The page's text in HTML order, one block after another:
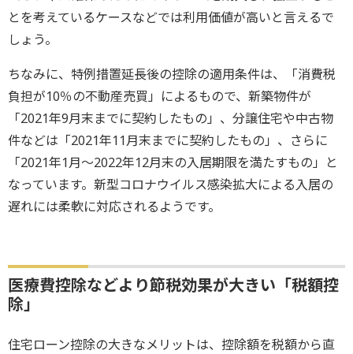
とを考えているケースなどでは利用価値が高いと言えるで
しょう。
ちなみに、特例措置延長後の控除の適用条件は、「消費税
負担が10％の不動産売買」によるもので、新築物件が
「2021年9月末までに契約したもの」、分譲住宅や中古物
件などは「2021年11月末までに契約したもの」、さらに
「2021年1月～2022年12月末の入居期限を満たすもの」と
なっています。新型コロナウイルス感染拡大による入居の
遅れには柔軟に対応されるようです。
医療費控除などより節税効果が大きい「税額控
除」
住宅ローン控除の大きなメリットは、控除額を税額から直